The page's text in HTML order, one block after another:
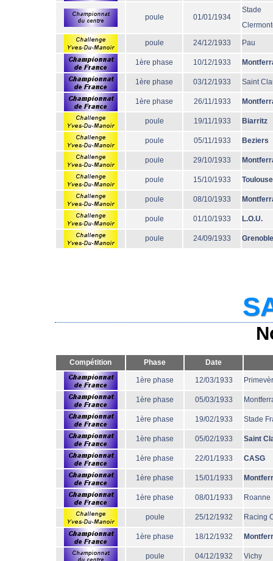
poule 01/01/1934
Stade
poule 24/12/1933 Pau
1ère phase 10/12/1933
1ère phase 03/12/1933 Saint
1ère phase 26/11/1933
poule 19/11/1933 Biarritz
poule 05/11/1933 Beziers
poule 29/10/1933
poule 15/10/1933 Toulouse
poule 08/10/1933
poule 01/10/1933 L.O.U.
poule 24/09/1933 Grenoble
Compétition Phase Date
1ère phase 12/03/1933
1ère phase 05/03/1933
1ère phase 19/02/1933 Stade
1ère phase 05/02/1933 Saint
1ère phase 22/01/1933 CASG
1ère phase 15/01/1933
1ère phase 08/01/1933 Roanne
poule 25/12/1932 Racing
1ère phase 18/12/1932
poule 04/12/1932 Vichy